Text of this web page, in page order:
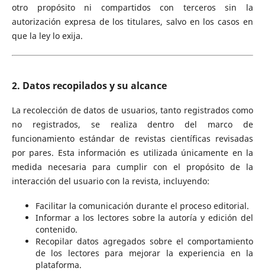
otro propósito ni compartidos con terceros sin la
autorización expresa de los titulares, salvo en los casos en
que la ley lo exija.
2. Datos recopilados y su alcance
La recolección de datos de usuarios, tanto registrados como
no registrados, se realiza dentro del marco de
funcionamiento estándar de revistas científicas revisadas
por pares. Esta información es utilizada únicamente en la
medida necesaria para cumplir con el propósito de la
interacción del usuario con la revista, incluyendo:
Facilitar la comunicación durante el proceso editorial.
Informar a los lectores sobre la autoría y edición del
contenido.
Recopilar datos agregados sobre el comportamiento
de los lectores para mejorar la experiencia en la
plataforma.